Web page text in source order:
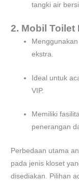
tangki air
2. Mobil Toilet
ekstra.
Ideal untuk
VIP.
Memiliki
penerangan
Perbedaan utama
pada jenis kloset
disediakan. Pilihan